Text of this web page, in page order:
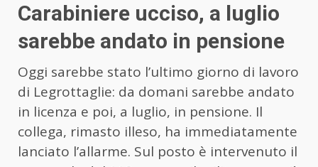
Carabiniere ucciso, a luglio
sarebbe andato in pensione
Oggi sarebbe stato l’ultimo giorno di lavoro
di Legrottaglie: da domani sarebbe andato
in licenza e poi, a luglio, in pensione. Il
collega, rimasto illeso, ha immediatamente
lanciato l’allarme. Sul posto è intervenuto il